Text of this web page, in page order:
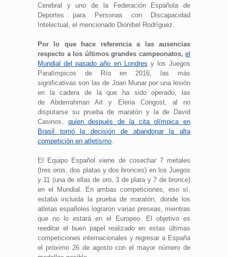
Cerebral y uno de la Federación Española de
Deportes para Personas con Discapacidad
Intelectual, el mencionado Dionibel Rodríguez.
Por lo que hace referencia a las ausencias
respecto a los últimos grandes campeonatos, el
Mundial del pasado año en Londres y los Juegos
Paralímpicos de Río en 2016, las más
significativas son las de Joan Munar por una lesión
en la cadera de la que ha sido operado, las
de Abderrahman Ait y Elena Congost, al no
disputarse su prueba de maratón y la de David
Casinos, quien después de la cita olímpica en
Brasil tomó la decisión de abandonar la alta
competición en atletismo
El Equipo Español viene de cosechar 7 metales
(tres oros, dos platas y dos bronces) en los Juegos
y 11 (una de ellas de oro, 3 de plata y 7 de bronce)
en el Mundial. En ambas competiciones, eso sí,
estaba incluida la prueba de maratón, donde los
atletas españoles lograron varias preseas, mientras
que no lo estará en el Europeo. El objetivo es
reeditar el buen papel realizado en estas últimas
competiciones internacionales y regresar a España
el próximo 26 de agosto con el mayor número de